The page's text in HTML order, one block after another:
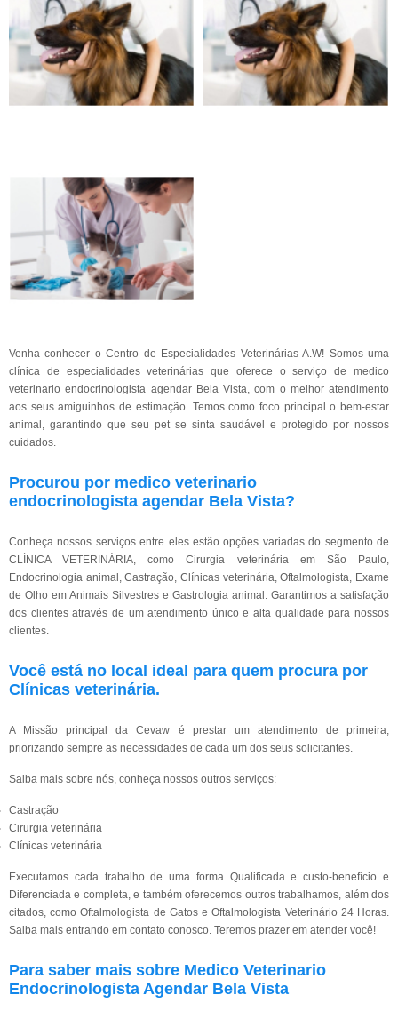
Venha conhecer o Centro de Especialidades Veterinárias A.W! Somos uma
clínica de especialidades veterinárias que oferece o serviço de medico
veterinario endocrinologista agendar Bela Vista, com o melhor atendimento
aos seus amiguinhos de estimação. Temos como foco principal o bem-estar
animal, garantindo que seu pet se sinta saudável e protegido por nossos
cuidados.
Procurou por medico veterinario
endocrinologista agendar Bela Vista?
Conheça nossos serviços entre eles estão opções variadas do segmento de
CLÍNICA VETERINÁRIA, como Cirurgia veterinária em São Paulo,
Endocrinologia animal, Castração, Clínicas veterinária, Oftalmologista, Exame
de Olho em Animais Silvestres e Gastrologia animal. Garantimos a satisfação
dos clientes através de um atendimento único e alta qualidade para nossos
clientes.
Você está no local ideal para quem procura por
Clínicas veterinária.
A Missão principal da Cevaw é prestar um atendimento de primeira,
priorizando sempre as necessidades de cada um dos seus solicitantes.
Saiba mais sobre nós, conheça nossos outros serviços:
Castração
Cirurgia veterinária
Clínicas veterinária
Executamos cada trabalho de uma forma Qualificada e custo-benefício e
Diferenciada e completa, e também oferecemos outros trabalhamos, além dos
citados, como Oftalmologista de Gatos e Oftalmologista Veterinário 24 Horas.
Saiba mais entrando em contato conosco. Teremos prazer em atender você!
Para saber mais sobre Medico Veterinario
Endocrinologista Agendar Bela Vista